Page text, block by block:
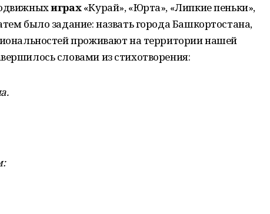
играх«Курай», «Юрта», «Липкие пеньки»,
было задание: назвать города Башкортостана,
проживают на территории нашей
словами из стихотворения: